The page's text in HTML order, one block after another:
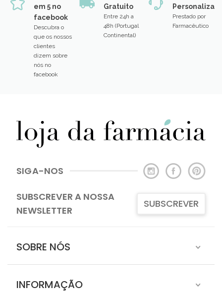
em 5 no
facebook
Descubra o
que os nossos
clientes
dizem sobre
nós no
facebook
Gratuito
Entre 24h a
48h (Portugal
Continental)
Prestado por
Farmacêutico
SIGA-NOS
SUBSCREVER A NOSSA
NEWSLETTER
SUBSCREVER
SOBRE NÓS
INFORMAÇÃO